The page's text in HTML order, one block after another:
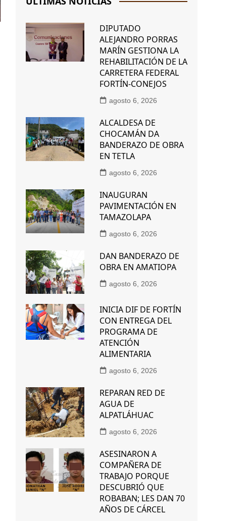
DIPUTADO
ALEJANDRO PORRAS
MARÍN GESTIONA LA
REHABILITACIÓN DE LA
CARRETERA FEDERAL
FORTÍN-CONEJOS
agosto 6, 2026
ALCALDESA DE
CHOCAMÁN DA
BANDERAZO DE OBRA
EN TETLA
agosto 6, 2026
INAUGURAN
PAVIMENTACIÓN EN
TAMAZOLAPA
agosto 6, 2026
DAN BANDERAZO DE
OBRA EN AMATIOPA
agosto 6, 2026
INICIA DIF DE FORTÍN
CON ENTREGA DEL
PROGRAMA DE
ATENCIÓN
ALIMENTARIA
agosto 6, 2026
REPARAN RED DE
AGUA DE
ALPATLÁHUAC
agosto 6, 2026
ASESINARON A
COMPAÑERA DE
TRABAJO PORQUE
DESCUBRIÓ QUE
ROBABAN; LES DAN 70
AÑOS DE CÁRCEL